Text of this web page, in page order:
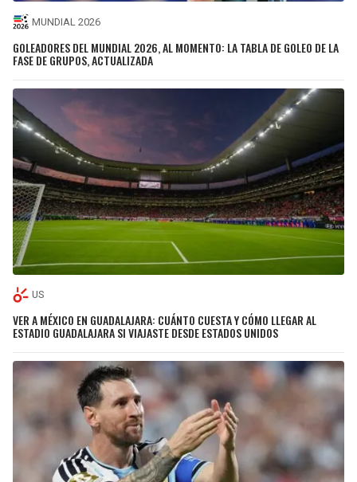
MUNDIAL 2026
GOLEADORES DEL MUNDIAL 2026, AL MOMENTO: LA TABLA DE GOLEO DE LA
FASE DE GRUPOS, ACTUALIZADA
US
VER A MÉXICO EN GUADALAJARA: CUÁNTO CUESTA Y CÓMO LLEGAR AL
ESTADIO GUADALAJARA SI VIAJASTE DESDE ESTADOS UNIDOS